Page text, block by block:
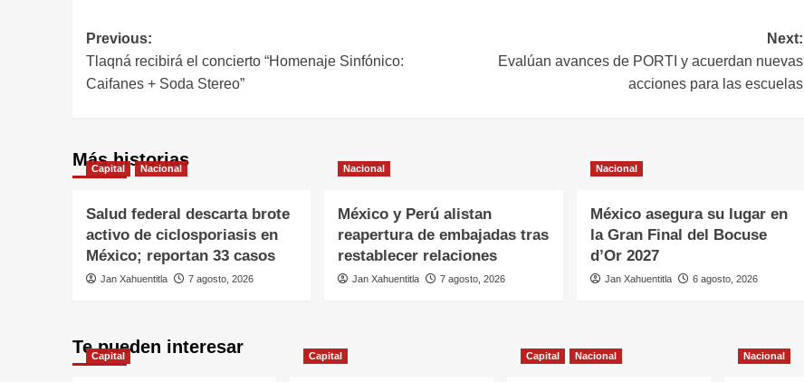
Previous:
Tlaqná recibirá el concierto “Homenaje Sinfónico:
Caifanes + Soda Stereo”
Next:
Evalúan avances de PORTI y acuerdan nuevas
acciones para las escuelas
Más historias
Capital Nacional
Salud federal descarta brote
activo de ciclosporiasis en
México; reportan 33 casos
Jan Xahuentitla 7 agosto, 2026
Nacional
México y Perú alistan
reapertura de embajadas tras
restablecer relaciones
Jan Xahuentitla 7 agosto, 2026
Nacional
México asegura su lugar en
la Gran Final del Bocuse
d’Or 2027
Jan Xahuentitla 6 agosto, 2026
Te pueden interesar
Capital Capital Capital Nacional Nacional